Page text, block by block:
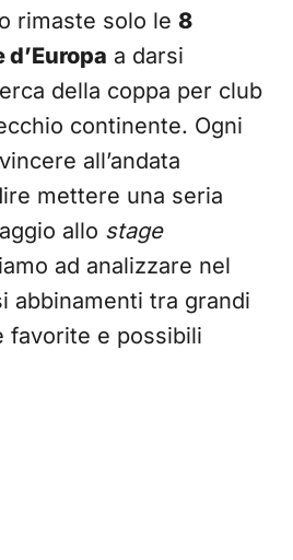
rimaste solo le 8
a darsi
della coppa per club
continente. Ogni
all’andata
mettere una seria
allo stage
ad analizzare nel
abbinamenti tra grandi
favorite e possibili